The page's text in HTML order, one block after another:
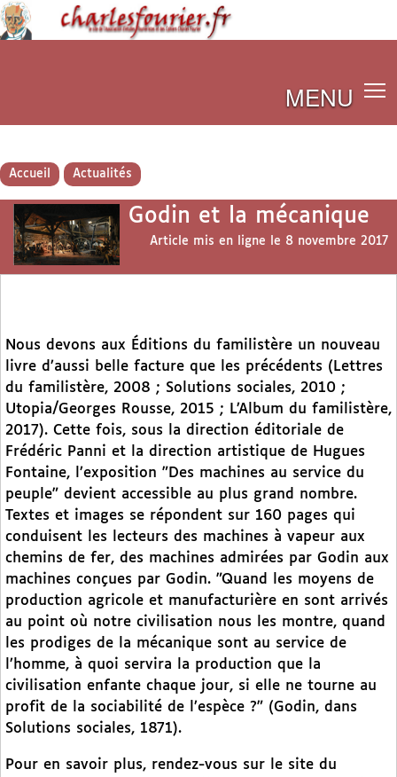
MENU
Accueil Actualités
Godin et la mécanique
Article mis en ligne le 8 novembre 2017
Nous devons aux Éditions du familistère un nouveau
livre d’aussi belle facture que les précédents (Lettres
du familistère, 2008 ; Solutions sociales, 2010 ;
Utopia/Georges Rousse, 2015 ; L’Album du familistère,
2017). Cette fois, sous la direction éditoriale de
Frédéric Panni et la direction artistique de Hugues
Fontaine, l’exposition "Des machines au service du
peuple" devient accessible au plus grand nombre.
Textes et images se répondent sur 160 pages qui
conduisent les lecteurs des machines à vapeur aux
chemins de fer, des machines admirées par Godin aux
machines conçues par Godin. "Quand les moyens de
production agricole et manufacturière en sont arrivés
au point où notre civilisation nous les montre, quand
les prodiges de la mécanique sont au service de
l’homme, à quoi servira la production que la
civilisation enfante chaque jour, si elle ne tourne au
profit de la sociabilité de l’espèce ?" (Godin, dans
Solutions sociales, 1871).
Pour en savoir plus, rendez-vous sur le site du